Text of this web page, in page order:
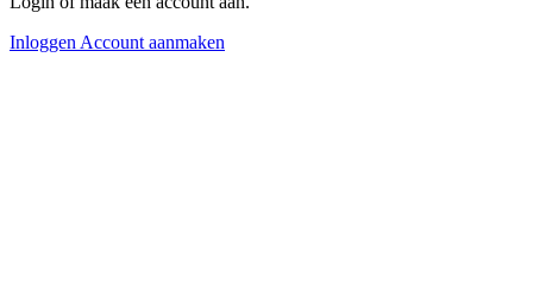
InloggenAccount aanmaken